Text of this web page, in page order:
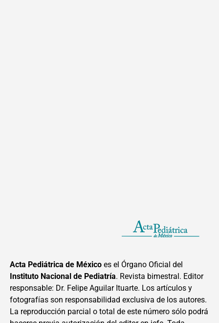
Acta Pediátrica de México es el Órgano Oficial del
Instituto Nacional de Pediatría. Revista bimestral. Editor
responsable: Dr. Felipe Aguilar Ituarte. Los artículos y
fotografías son responsabilidad exclusiva de los autores.
La reproducción parcial o total de este número sólo podrá